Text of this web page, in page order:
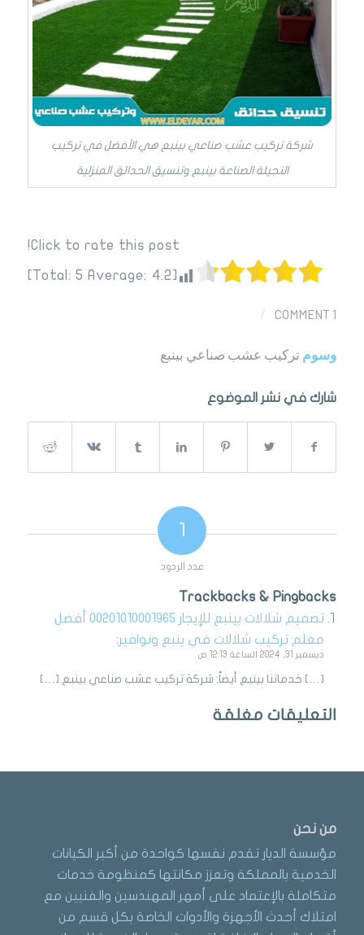
شركة تركيب عشب صناعي بينبع هي الأفضل في تركيب
النجيلة الصناعة بينبع وتنسيق الحدائق المنزلية
Click to rate this post!
[Total:
5 Average: 4.2
]
1 COMMENT
/
وسوم تركيب عشب صناعي بينبع
شارك في نشر الموضوع
1
عدد الردود
Trackbacks & Pingbacks
تصميم شلالات بينبع للإيجار 00201010001965 أفضل
معلم تركيب شلالات في ينبع ونوافير:
ديسمبر 31, 2024 الساعة 12:13 ص
[…] خدماتنا بينبع أيضاً: شركة تركيب عشب صناعي بينبع […]
التعليقات مغلقة
من نحن
مؤسسة الديار تقدم نفسها كواحدة من أكبر الكيانات
الخدمية بالمملكة وتعزز مكانتها كمنظومة خدمات
متكاملة بالإعتماد على أمهر المهندسين والفنيين مع
امتلاك أحدث الأجهزة والأدوات الخاصة بكل قسم من